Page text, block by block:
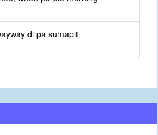
di pa sumapit